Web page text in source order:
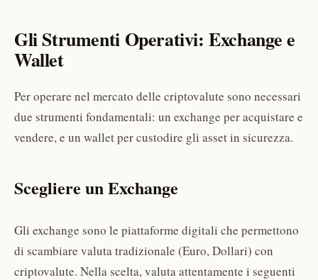
Gli Strumenti Operativi: Exchange e
Wallet
Per operare nel mercato delle criptovalute sono necessari
due strumenti fondamentali: un exchange per acquistare e
vendere, e un wallet per custodire gli asset in sicurezza.
Scegliere un Exchange
Gli exchange sono le piattaforme digitali che permettono
di scambiare valuta tradizionale (Euro, Dollari) con
criptovalute. Nella scelta, valuta attentamente i seguenti